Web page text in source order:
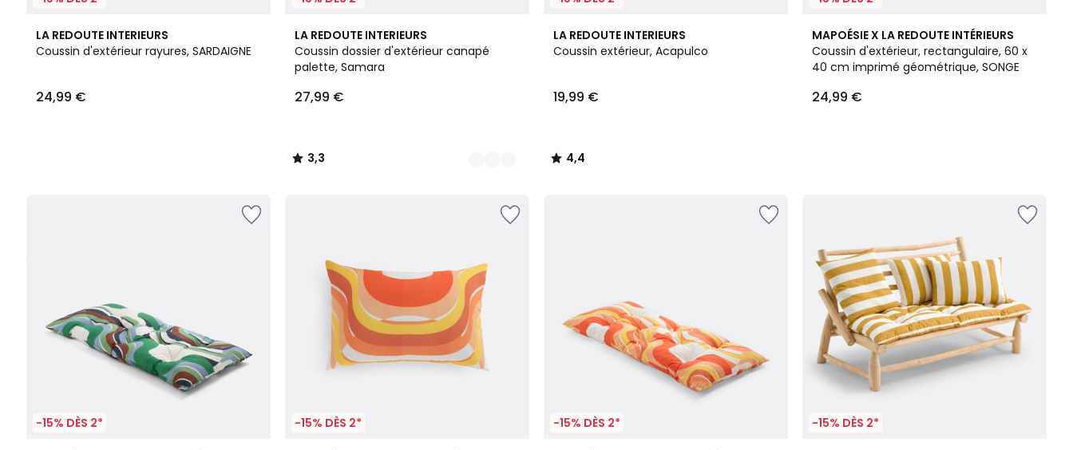
LA REDOUTE INTERIEURS
Coussin d'extérieur rayures, SARDAIGNE
€.
24,99 €
LA REDOUTE INTERIEURS
Coussin dossier d'extérieur canapé
palette, Samara
27,99 €
3,3
/ 5
3
Couleurs
3,3
/
LA REDOUTE INTERIEURS
Coussin extérieur, Acapulco
19,99 €
4,4
/ 5
4,4
/
MAPOÉSIE X LA REDOUTE INTÉRIEURS
Coussin d'extérieur, rectangulaire, 60 x
40 cm imprimé géométrique, SONGE
24,99 €
-15% DÈS 2* -15% DÈS 2* -15% DÈS 2* -15% DÈS 2*